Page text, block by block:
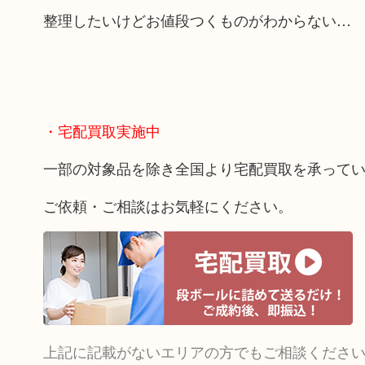
整理したいけどお値段つくものがわからない…
・宅配買取実施中
一部の対象品を除き全国より宅配買取を承ってい
ご依頼・ご相談はお気軽にください。
上記に記載がないエリアの方でもご相談ください